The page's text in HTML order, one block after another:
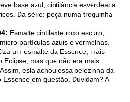
base azul, cintilância esverdeada
Da série: peça numa troquinha
Esmalte cintilante roxo escuro,
partículas azuis e vermelhas.
um esmalte da Essence, mais
Eclipse, mas que não era mais
esla achou essa belezinha da
Essence em questão. Duvidam? A